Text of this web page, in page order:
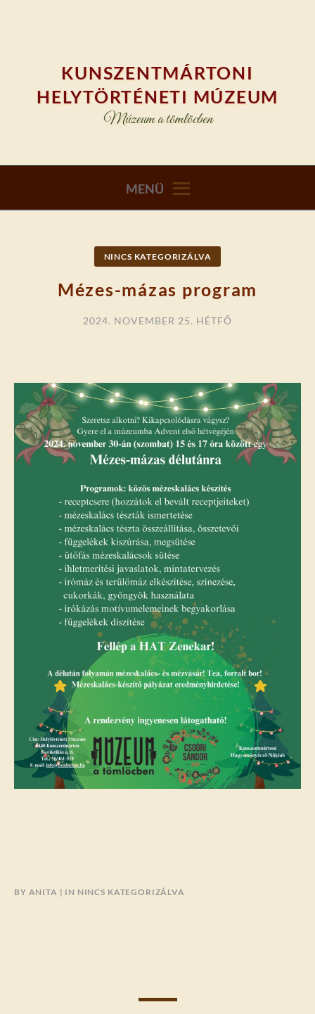
KUNSZENTMÁRTONI
HELYTÖRTÉNETI MÚZEUM
Múzeum a tömlöcben
MENÜ
NINCS KATEGORIZÁLVA
Mézes-mázas program
2024. NOVEMBER 25. HÉTFŐ
BY ANITA IN NINCS KATEGORIZÁLVA